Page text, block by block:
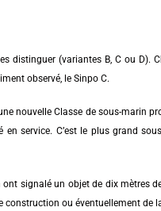
distinguer (variantes B, C ou D).
observé, le Sinpo C.
nouvelle Classe de sous-marin
service. C’est le plus grand
signalé un objet de dix mètres
construction ou éventuellement de